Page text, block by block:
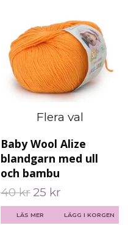
Flera val
Baby Wool Alize
blandgarn med ull
och bambu
40 kr 25 kr
LÄS MER LÄGG I KORGEN